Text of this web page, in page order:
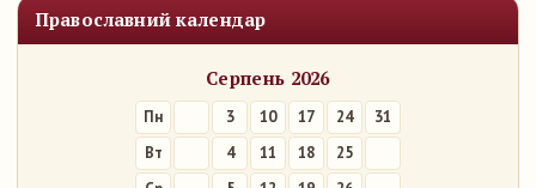
Православний календар
Серпень 2026
Пн 3 10 17 24
31
Вт
4 11 18
25